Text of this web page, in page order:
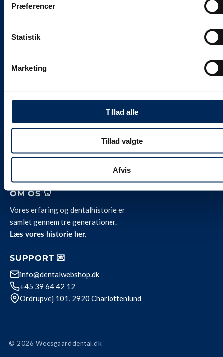
Præferencer
Statistik
Marketing
Tillad alle
Tillad valgte
Afvis
WEESGAARD ONLINE SHOPS 🌍
🐾 weesgaarddental.com
🌍 weesdent.com
inklusive 25 % moms.
Levering og servicevilkår
Kontakt
Team Weesgaard
OM OS 🦷
Vores erfaring og dentalhistorie er
samlet gennem tre generationer.
Læs vores historie her.
SUPPORT 💌
info@dentalwebshop.dk
+45 39 64 42 12
Ordrupvej 101, 2920 Charlottenlund
© 2026 Weesgaarddental.dk